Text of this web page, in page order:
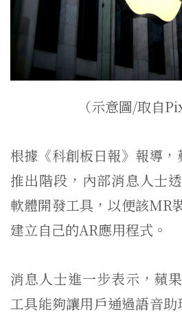
（示意圖/取自
根據《科創板日報》報導
推出階段，內部消息人士
軟體開發工具，以便該MR
建立自己的AR應用程式。
消息人士進一步表示，蘋
工具能夠讓用戶通過語音